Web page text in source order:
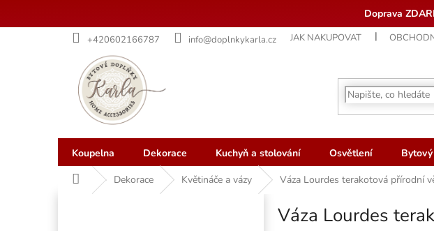
Doprava
+420602166787 info@doplnkykarla.cz JAK NAKUPOVAT
Koupelna Dekorace Kuchyň a stolování Osvětlení
Domů Dekorace Květináče a vázy Váza Lourdes terakotová přírodní
Váza Lourdes